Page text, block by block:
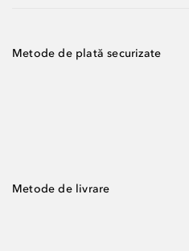
Metode de plată securizate
Metode de livrare